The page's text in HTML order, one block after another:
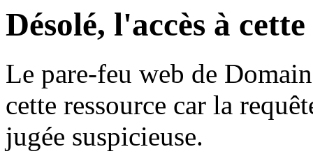
Désolé, l'accès à
Le pare-feu web de
cette ressource car la
jugée suspicieuse.